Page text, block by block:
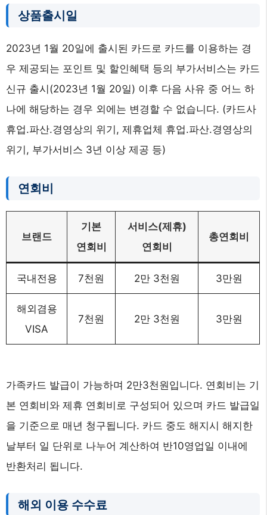
상품출시일
2023년 1월 20일에 출시된 카드로 카드를 이용하는 경
우 제공되는 포인트 및 할인혜택 등의 부가서비스는 카드
신규 출시(2023년 1월 20일) 이후 다음 사유 중 어느 하
나에 해당하는 경우 외에는 변경할 수 없습니다. (카드사
휴업.파산.경영상의 위기, 제휴업체 휴업.파산.경영상의
위기, 부가서비스 3년 이상 제공 등)
연회비
브랜드
기본
연회비
서비스(제휴)
연회비
총연회비
국내전용 7천원 2만 3천원 3만원
해외겸용
VISA
7천원 2만 3천원 3만원
가족카드 발급이 가능하며 2만3천원입니다. 연회비는 기
본 연회비와 제휴 연회비로 구성되어 있으며 카드 발급일
을 기준으로 매년 청구됩니다. 카드 중도 해지시 해지한
날부터 일 단위로 나누어 계산하여 반10영업일 이내에
반환처리 됩니다.
해외 이용 수수료